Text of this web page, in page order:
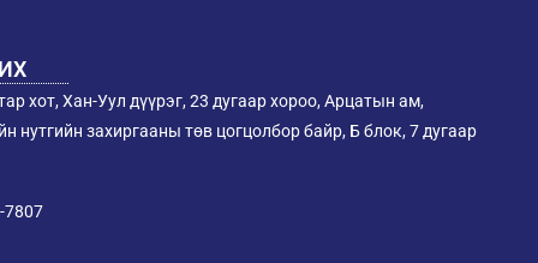
хот, Хан-Уул дүүрэг, 23 дугаар хороо, Арцатын ам,
нутгийн захиргааны төв цогцолбор байр, Б блок, 7 дугаар
7807